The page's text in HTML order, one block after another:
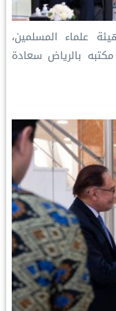
علماء المسلمين،
بالرياض سعادة